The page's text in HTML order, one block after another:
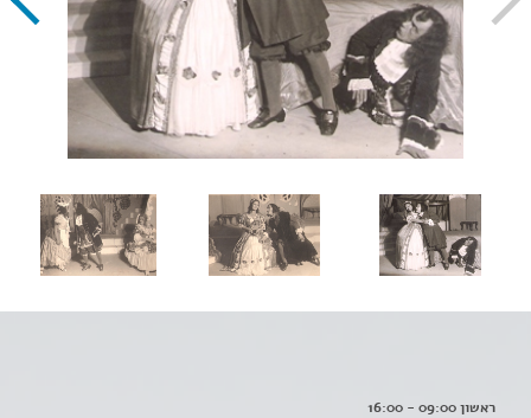
ראשון 09:00 - 16:00